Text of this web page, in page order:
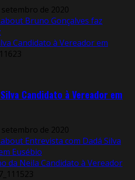
setembro de 2020
Bruno Gonçalves faz
Candidato à Vereador em
Candidato à Vereador em
setembro de 2020
Entrevista com Dadá Silva
Eusébio
da Neila Candidato à Vereador